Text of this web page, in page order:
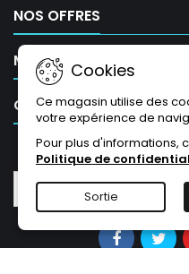
NOS OFFRES
MON COMPTE
CONTACT
Cookies
Ce magasin utilise des
votre expérience de
Pour plus d'informations,
Politique de
Sortie
LETTRE